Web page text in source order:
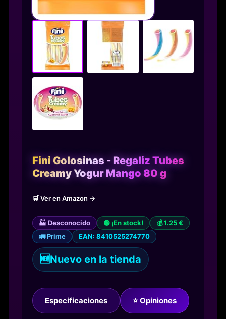
Fini Golosinas - Regaliz Tubes
Creamy Yogur Mango 80 g
🛒 Ver en Amazon →
🏭 Desconocido 🟢 ¡En stock!
💰 1.25 €
🚛 Prime
EAN: 8410525274770
🆕Nuevo en la tienda
Especificaciones ⭐ Opiniones